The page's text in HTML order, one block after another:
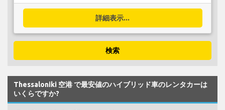
詳細表示...
検索
Thessaloniki 空港 で最安値のハイブリッド車のレンタカーは
いくらですか?